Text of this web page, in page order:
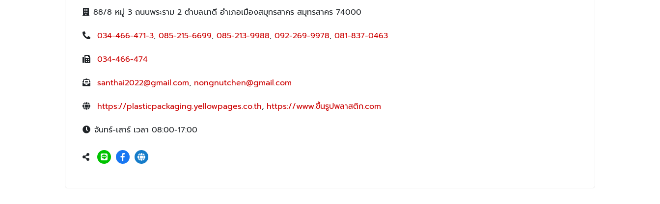
88/8 หมู่ 3 ถนนพระราม 2 ตำบลนาดี อำเภอเมืองสมุทรสาคร สมุทรสาคร 74000
034-466-471-3, 085-215-6699, 085-213-9988, 092-269-9978, 081-837-0463
034-466-474
santhai2022@gmail.com, nongnutchen@gmail.com
https://plasticpackaging.yellowpages.co.th, https://www.ขึ้นรูปพลาสติก.com
จันทร์-เสาร์ เวลา 08:00-17:00